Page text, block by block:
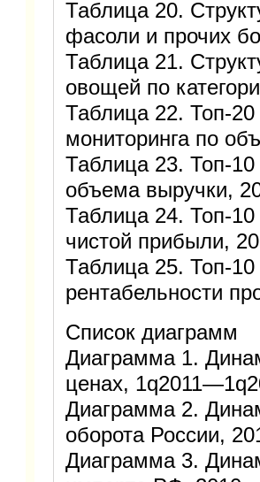
Таблица 20.
фасоли и прочих
Таблица 21.
овощей по
Таблица 22. Топ-20
мониторинга по
Таблица 23. Топ-10
объема выручки,
Таблица 24. Топ-
чистой прибыли,
Таблица 25. Топ-
рентабельности
Список диаграмм
Диаграмма 1.
ценах,
Диаграмма 2.
оборота России,
Диаграмма 3.